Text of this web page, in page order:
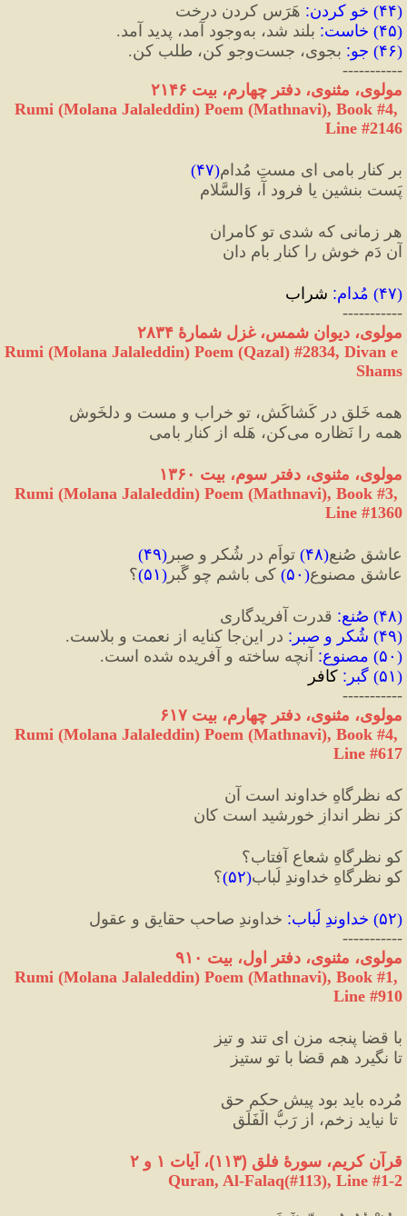
(۴۴) خو کردن: هَرَس کردن درخت
(۴۵) خاست: بلند شد، به‌وجود آمد، پدید آمد.
(۴۶) جو: بجوی، جست‌وجو کن، طلب کن.
-----------
مولوی، مثنوی، دفتر چهارم، بیت ٢١۴۶
Rumi (Molana Jalaleddin) Poem (Mathnavi), Book #4,
Line #2146
بر کنارِ بامی ای مستِ مُدام(۴۷)
پَست بنشین یا فرود آ، وَالسَّلام
هر زمانی که شدی تو کامران
آن دَمِ خوش را کنارِ بام دان
(۴۷) مُدام: شراب
-----------
مولوی، دیوان شمس، غزل شمارهٔ ۲۸۳۴
Rumi (Molana Jalaleddin) Poem (Qazal) #2834, Divan e
Shams
همه خَلق در کَشاکَش، تو خراب و مست و دلخَوش
همه را نَظاره می‌کن، هَله از کنارِ بامی
مولوی، مثنوی، دفتر سوم، بیت ۱۳۶۰
Rumi (Molana Jalaleddin) Poem (Mathnavi), Book #3,
Line #1360
عاشقِ صُنعِ(۴۸) تواَم در شُکر و صبر (۴۹)
عاشقِ مصنوع( ۵۰) کی باشم چو گَبر (۵۱)؟
(۴۸) صُنع: قدرت آفریدگاری
(۴۹) شُکر و صبر : در این‌جا کنایه از نعمت و بلاست.
( ۵۰) مصنوع: آنچه ساخته و آفریده شده است.
(۵۱) گبر : کافر
-----------
مولوی، مثنوی، دفتر چهارم، بیت ۶۱۷
Rumi (Molana Jalaleddin) Poem (Mathnavi), Book #4,
Line #617
که نظرگاهِ خداوند است آن
کز نظر اندازِ خورشید است کان
کو نظرگاهِ شعاعِ آفتاب؟
کو نظرگاهِ خداوندِ لُباب(۵۲)؟
(۵۲) خداوندِ لُباب: خداوندِ صاحبِ حقایق و عقول
-----------
مولوی، مثنوی، دفتر اول، بیت ۹۱۰
Rumi (Molana Jalaleddin) Poem (Mathnavi), Book #1,
Line #910
با قضا پنجه مزن ای تند و تیز
تا نگیرد هم قضا با تو ستیز
مُرده باید بود پیشِ حکمِ حق
تا نیاید زخم، از رَبُّ الْفَلَق
قرآن کریم، سورهٔ فلق (١١٣)، آیات ۱ و ۲
Quran, Al-Falaq(#113), Line #1-2